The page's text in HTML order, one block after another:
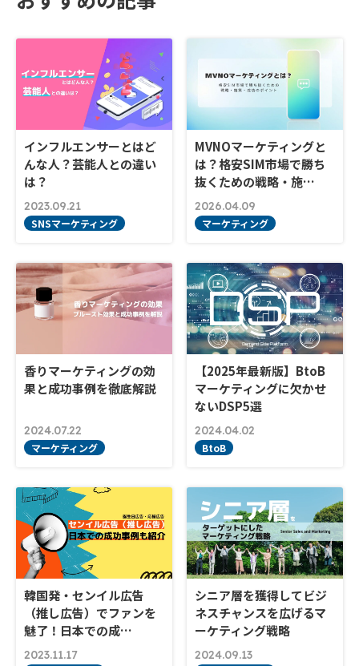
インフルエンサーとはど
んな人？芸能人との違い
は？
2023.09.21
SNSマーケティング
MVNOマーケティングと
は？格安SIM市場で勝ち
抜くための戦略・施…
2026.04.09
マーケティング
香りマーケティングの効
果と成功事例を徹底解説
2024.07.22
マーケティング
【2025年最新版】BtoB
マーケティングに欠かせ
ないDSP5選
2024.04.02
BtoB
韓国発・センイル広告
（推し広告）でファンを
魅了！日本での成…
2023.11.17
シニア層を獲得してビジ
ネスチャンスを広げるマ
ーケティング戦略
2024.09.13